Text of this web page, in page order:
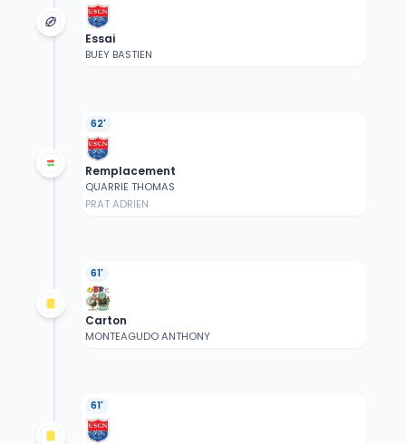
Essai
BUEY BASTIEN
62'
Remplacement
QUARRIE THOMAS
PRAT ADRIEN
61'
Carton
MONTEAGUDO ANTHONY
61'